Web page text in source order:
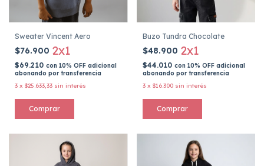
Sweater Vincent Aero
$76.900 2x1
$69.210 con 10% OFF adicional
abonando por transferencia
3 x $25.633,33 sin interés
Comprar
Buzo Tundra Chocolate
$48.900 2x1
$44.010 con 10% OFF adicional
abonando por transferencia
3 x $16.300 sin interés
Comprar